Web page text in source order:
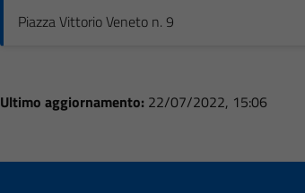
Piazza Vittorio Veneto n. 9
Ultimo aggiornamento: 22/07/2022, 15:06